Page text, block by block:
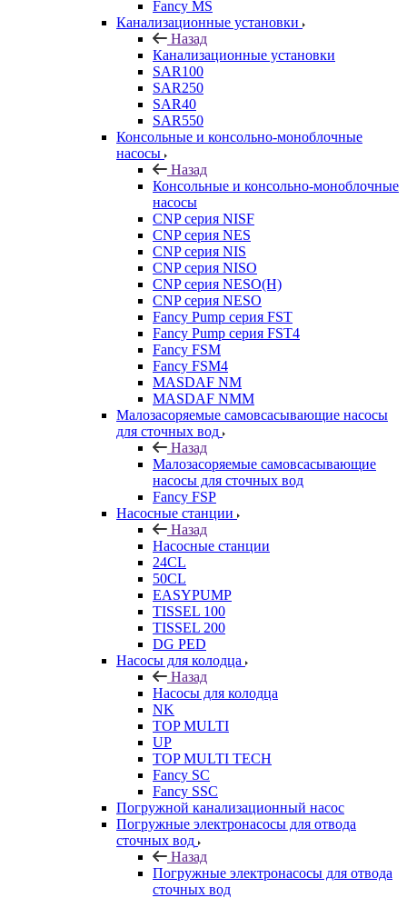
Fancy MS
Канализационные установки
Назад
Канализационные установки
SAR100
SAR250
SAR40
SAR550
Консольные и консольно-моноблочные
насосы
Назад
Консольные и консольно-моноблочные
насосы
CNP серия NISF
CNP серия NES
CNP серия NIS
CNP серия NISO
CNP серия NESO(H)
CNP серия NESO
Fancy Pump серия FST
Fancy Pump серия FST4
Fancy FSM
Fancy FSM4
MASDAF NM
MASDAF NMM
Малозасоряемые самовсасывающие насосы
для сточных вод
Назад
Малозасоряемые самовсасывающие
насосы для сточных вод
Fancy FSP
Насосные станции
Назад
Насосные станции
24CL
50CL
EASYPUMP
TISSEL 100
TISSEL 200
DG PED
Насосы для колодца
Назад
Насосы для колодца
NK
TOP MULTI
UP
TOP MULTI TECH
Fancy SC
Fancy SSC
Погружной канализационный насос
Погружные электронасосы для отвода
сточных вод
Назад
Погружные электронасосы для отвода
сточных вод